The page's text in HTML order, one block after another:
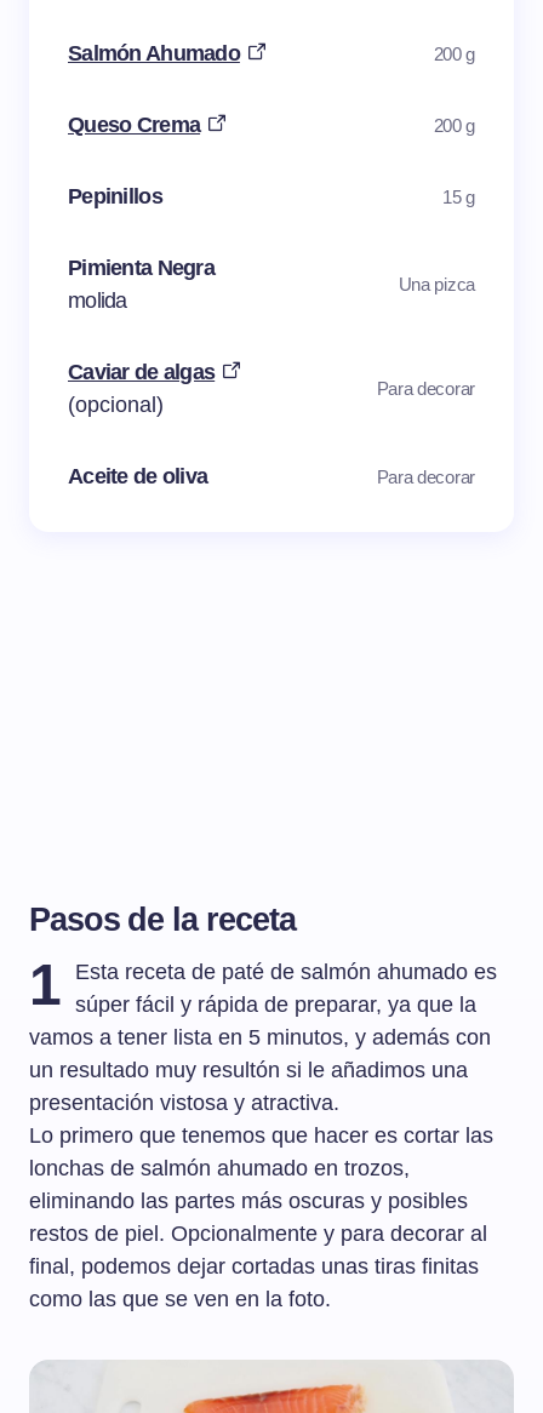
Salmón Ahumado 200 g
Queso Crema 200 g
Pepinillos 15 g
Pimienta Negra
molida
Una pizca
Caviar de algas
(opcional)
Para decorar
Aceite de oliva Para decorar
Pasos de la receta
1
Esta receta de paté de salmón ahumado es
súper fácil y rápida de preparar, ya que la
vamos a tener lista en 5 minutos, y además con
un resultado muy resultón si le añadimos una
presentación vistosa y atractiva.
Lo primero que tenemos que hacer es cortar las
lonchas de salmón ahumado en trozos,
eliminando las partes más oscuras y posibles
restos de piel. Opcionalmente y para decorar al
final, podemos dejar cortadas unas tiras finitas
como las que se ven en la foto.